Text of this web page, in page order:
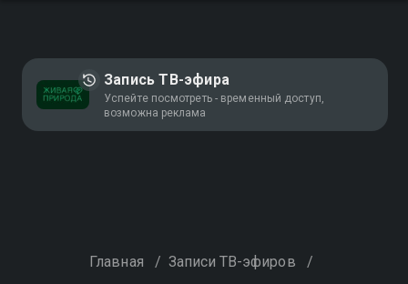
Запись ТВ-эфира
Успейте посмотреть - временный доступ,
возможна реклама
Главная / Записи ТВ-эфиров /